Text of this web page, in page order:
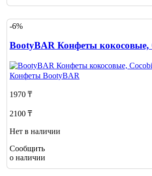
-6%
BootyBAR Конфеты кокосовые,
Конфеты BootyBAR
1970 ₸
2100 ₸
Нет в наличии
Сообщить
о наличии